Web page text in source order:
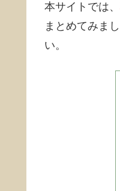
本サイトでは、
まとめてみま
い。